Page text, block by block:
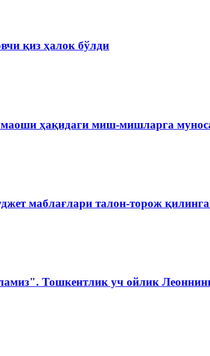
қиз ҳалок бўлди
ҳақидаги миш-мишларга
маблағлари талон-торож
Тошкентлик уч ойлик